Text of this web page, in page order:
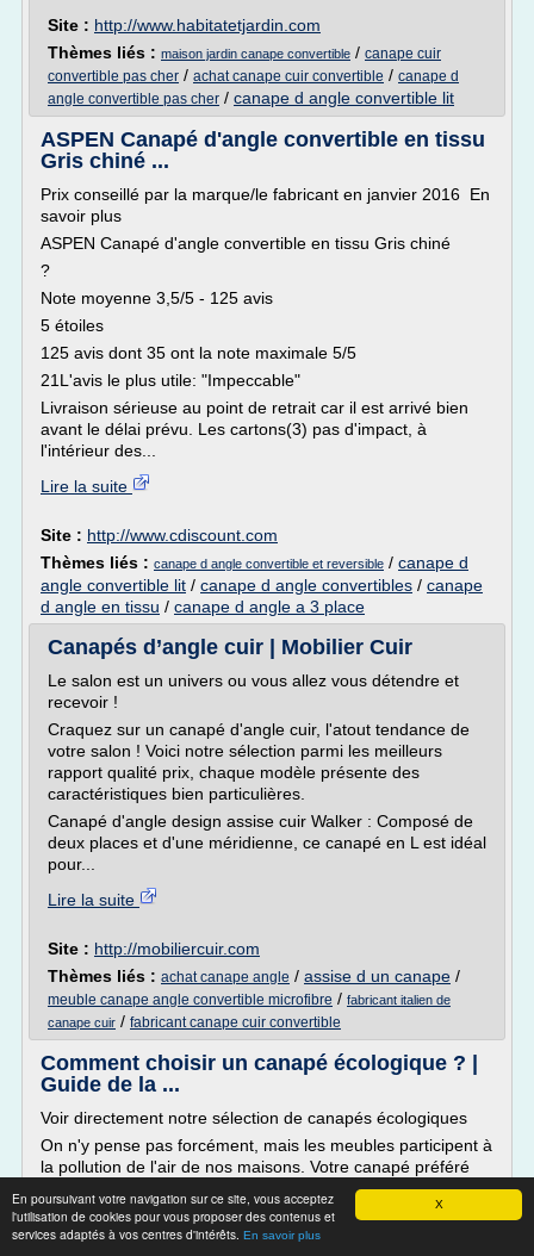
X
En poursuivant votre navigation sur ce site, vous acceptez
l'utilisation de cookies pour vous proposer des contenus et
services adaptés à vos centres d'intérêts. En savoir plus
Site : http://www.habitatetjardin.com
Thèmes liés : maison jardin canape convertible / canape cuir
convertible pas cher / achat canape cuir convertible / canape d
angle convertible pas cher / canape d angle convertible lit
ASPEN Canapé d'angle convertible en tissu
Gris chiné ...
Prix conseillé par la marque/le fabricant en janvier 2016 En
savoir plus
ASPEN Canapé d'angle convertible en tissu Gris chiné
?
Note moyenne 3,5/5 - 125 avis
5 étoiles
125 avis dont 35 ont la note maximale 5/5
21L'avis le plus utile: "Impeccable"
Livraison sérieuse au point de retrait car il est arrivé bien
avant le délai prévu. Les cartons(3) pas d'impact, à
l'intérieur des...
Lire la suite
Site : http://www.cdiscount.com
Thèmes liés : canape d angle convertible et reversible / canape d
angle convertible lit / canape d angle convertibles / canape
d angle en tissu / canape d angle a 3 place
Canapés d’angle cuir | Mobilier Cuir
Le salon est un univers ou vous allez vous détendre et
recevoir !
Craquez sur un canapé d'angle cuir, l'atout tendance de
votre salon ! Voici notre sélection parmi les meilleurs
rapport qualité prix, chaque modèle présente des
caractéristiques bien particulières.
Canapé d'angle design assise cuir Walker : Composé de
deux places et d'une méridienne, ce canapé en L est idéal
pour...
Lire la suite
Site : http://mobiliercuir.com
Thèmes liés : achat canape angle / assise d un canape /
meuble canape angle convertible microfibre / fabricant italien de
canape cuir / fabricant canape cuir convertible
Comment choisir un canapé écologique ? |
Guide de la ...
Voir directement notre sélection de canapés écologiques
On n'y pense pas forcément, mais les meubles participent à
la pollution de l'air de nos maisons. Votre canapé préféré
aussi, très certainement. Composé de matériaux, de colles
et de résines chimiques, il dégage des substances toxiques
parfois bien longtemps après l'achat. Et contrairement aux